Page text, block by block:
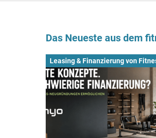
Das Neueste aus dem
Leasing & Finanzierung von